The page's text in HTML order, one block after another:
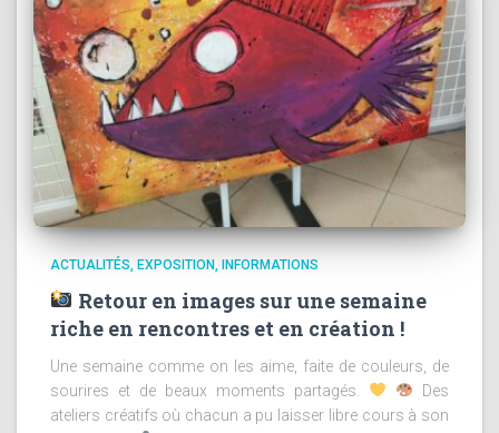
ACTUALITÉS EXPOSITION INFORMATIONS
Retour en images sur une semaine
riche en rencontres et en création !
Une semaine comme on les aime, faite de couleurs, de
sourires et de beaux moments partagés.
Des
ateliers créatifs où chacun a pu laisser libre cours à son